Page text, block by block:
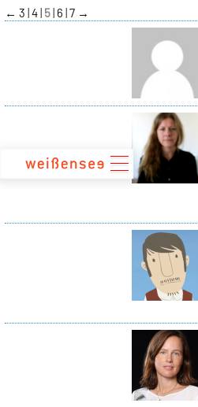
zum
Inhalt
← 3 4 5 6 7 →